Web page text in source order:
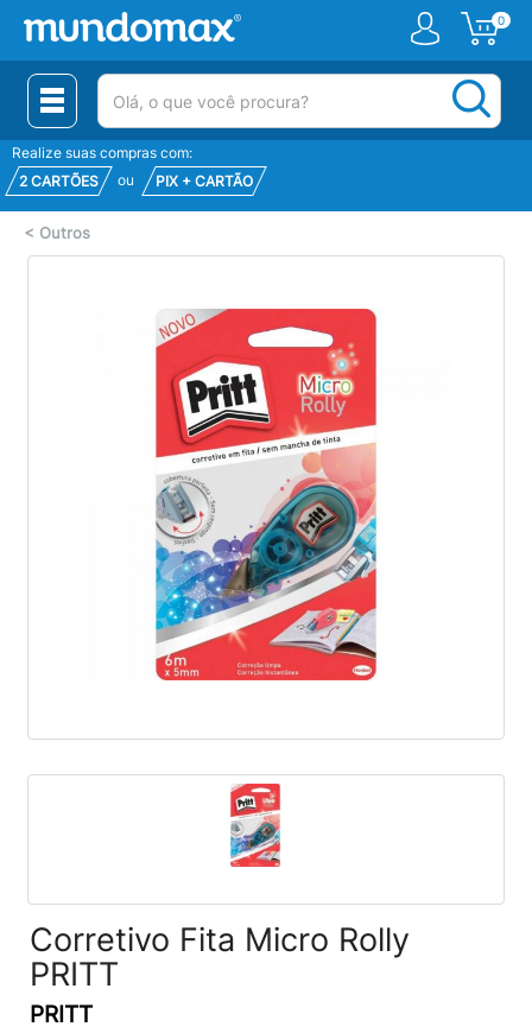
0
(pesquisar)
Realize suas compras com:
2 CARTÕES
ou PIX + CARTÃO
< Outros
Corretivo Fita Micro Rolly
PRITT
PRITT